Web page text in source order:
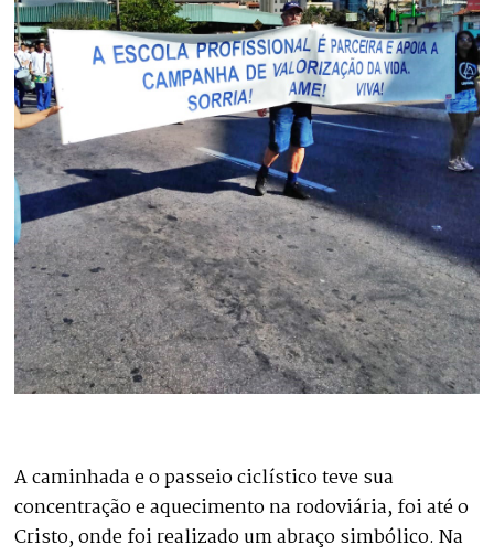
A caminhada e o passeio ciclístico teve sua
concentração e aquecimento na rodoviária, foi até o
Cristo, onde foi realizado um abraço simbólico. Na